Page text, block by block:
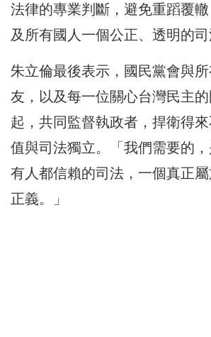
法律的專業判斷，避免重蹈覆
及所有國人一個公正、透明的司
朱立倫最後表示，國民黨會與
友，以及每一位關心台灣民主
起，共同監督執政者，捍衛得
值與司法獨立。「我們需要的
有人都信賴的司法，一個真正
正義。」